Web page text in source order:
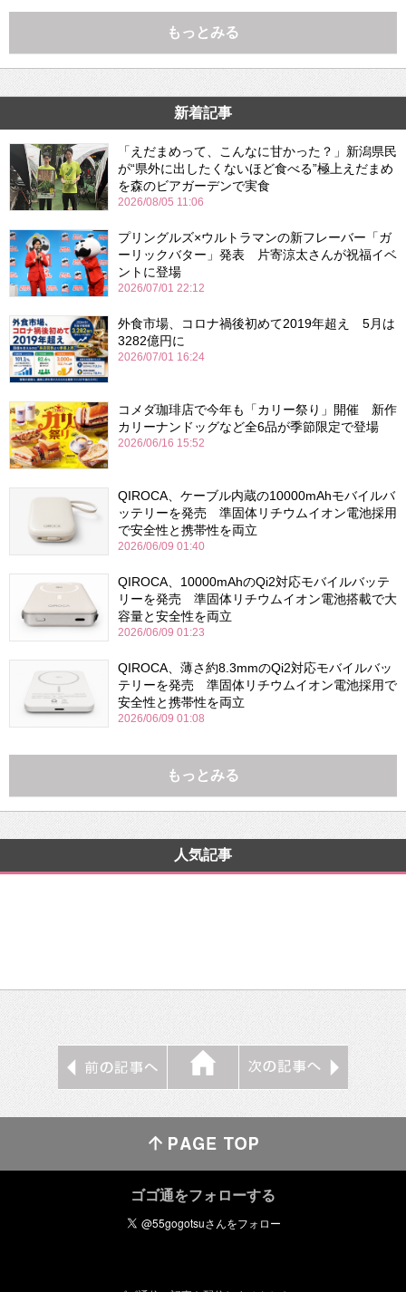
もっとみる
新着記事
「えだまめって、こんなに甘かった？」新潟県民
が“県外に出したくないほど食べる”極上えだまめ
を森のビアガーデンで実食
2026/08/05 11:06
プリングルズ×ウルトラマンの新フレーバー「ガ
ーリックバター」発表 片寄涼太さんが祝福イベ
ントに登場
2026/07/01 22:12
外食市場、コロナ禍後初めて2019年超え 5月は
3282億円に
2026/07/01 16:24
コメダ珈琲店で今年も「カリー祭り」開催 新作
カリーナンドッグなど全6品が季節限定で登場
2026/06/16 15:52
QIROCA、ケーブル内蔵の10000mAhモバイルバ
ッテリーを発売 準固体リチウムイオン電池採用
で安全性と携帯性を両立
2026/06/09 01:40
QIROCA、10000mAhのQi2対応モバイルバッテ
リーを発売 準固体リチウムイオン電池搭載で大
容量と安全性を両立
2026/06/09 01:23
QIROCA、薄さ約8.3mmのQi2対応モバイルバッ
テリーを発売 準固体リチウムイオン電池採用で
安全性と携帯性を両立
2026/06/09 01:08
もっとみる
人気記事
ゴゴ通をフォローする